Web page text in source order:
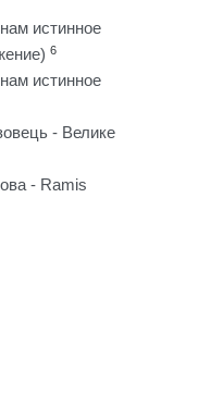
истинное
6
истинное
- Велике
- Ramis